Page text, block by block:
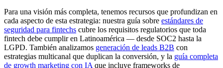
Para una visión más completa, tenemos recursos que profundizan en
cada aspecto de esta estrategia: nuestra guía sobre estándares de
seguridad para fintechs cubre los requisitos regulatorios que toda
fintech debe cumplir en Latinoamérica — desde SOC2 hasta la
LGPD. También analizamos generación de leads B2B con
estrategias multicanal que duplican la conversión, y la guía completa
de growth marketing con IA que incluye frameworks de